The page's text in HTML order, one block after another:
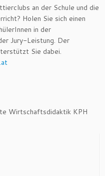
an der Schule und die
Holen Sie sich einen
in der
Jury-Leistung. Der
Sie dabei.
Wirtschaftsdidaktik KPH